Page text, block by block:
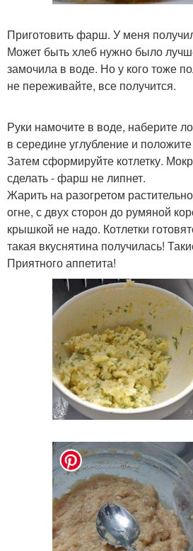
Приготовить фарш. У меня
Может быть хлеб нужно было
замочила в воде. Но у кого тоже
не переживайте, все получится.
Руки намочите в воде, наберите
в середине углубление и положите
Затем сформируйте котлетку.
сделать - фарш не липнет.
Жарить на разогретом
огне, с двух сторон до румяной
крышкой не надо. Котлетки
такая вкуснятина получилась!
Приятного аппетита!